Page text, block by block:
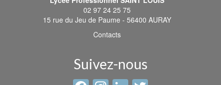
02 97 24 25 75
15 rue du Jeu de Paume - 56400 AURAY
Contacts
Suivez-nous